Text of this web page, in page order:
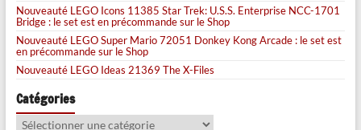
Nouveauté LEGO Icons 11385 Star Trek: U.S.S. Enterprise NCC-1701
Bridge : le set est en précommande sur le Shop
Nouveauté LEGO Super Mario 72051 Donkey Kong Arcade : le set est
en précommande sur le Shop
Nouveauté LEGO Ideas 21369 The X-Files
Catégories
Catégories